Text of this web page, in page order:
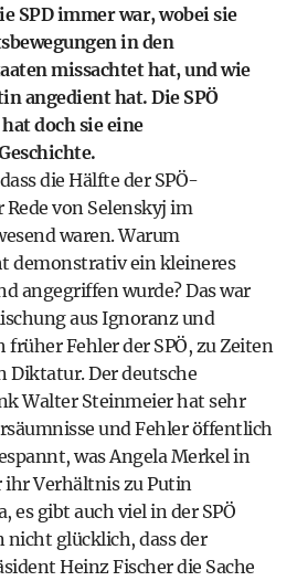
SPD immer war, wobei sie
in den
missachtet hat, und wie
angedient hat. Die SPÖ
doch sie eine
die Hälfte der SPÖ-
von Selenskyj im
waren. Warum
demonstrativ ein kleineres
angegriffen wurde? Das war
aus Ignoranz und
früher Fehler der SPÖ, zu Zeiten
Diktatur. Der deutsche
Walter Steinmeier hat sehr
und Fehler öffentlich
was Angela Merkel in
Verhältnis zu Putin
es gibt auch viel in der SPÖ
nicht glücklich, dass der
Heinz Fischer die Sache